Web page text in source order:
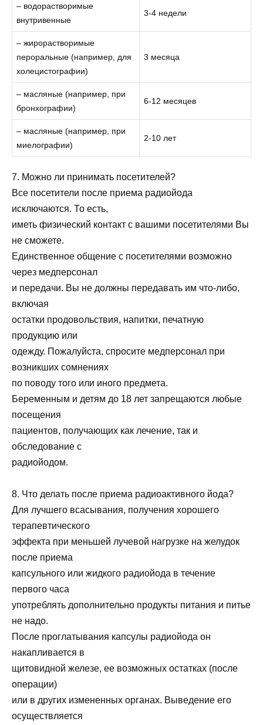
– водорастворимые
внутривенные
3-4 недели
– жирорастворимые
пероральные (например, для
холецистографии)
3 месяца
– масляные (например, при
бронхографии)
6-12 месяцев
– масляные (например, при
миелографии)
2-10 лет
7. Можно ли принимать посетителей?
Все посетители после приема радиойода
исключаются. То есть,
иметь физический контакт с вашими посетителями Вы
не сможете.
Единственное общение с посетителями возможно
через медперсонал
и передачи. Вы не должны передавать им что-либо,
включая
остатки продовольствия, напитки, печатную
продукцию или
одежду. Пожалуйста, спросите медперсонал при
возникших сомнениях
по поводу того или иного предмета.
Беременным и детям до 18 лет запрещаются любые
посещения
пациентов, получающих как лечение, так и
обследование с
радиойодом.
8. Что делать после приема радиоактивного йода?
Для лучшего всасывания, получения хорошего
терапевтического
эффекта при меньшей лучевой нагрузке на желудок
после приема
капсульного или жидкого радиойода в течение
первого часа
употреблять дополнительно продукты питания и питье
не надо.
После проглатывания капсулы радиойода он
накапливается в
щитовидной железе, ее возможных остатках (после
операции)
или в других измененных органах. Выведение его
осуществляется